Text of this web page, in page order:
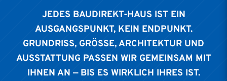
JEDES BAUDIREKT-HAUS IST EIN
AUSGANGSPUNKT, KEIN ENDPUNKT.
GRUNDRISS, GRÖSSE, ARCHITEKTUR UND A
USSTATTUNG PASSEN WIR GEMEINSAM MIT I
HNEN AN — BIS ES WIRKLICH IHRES IST.